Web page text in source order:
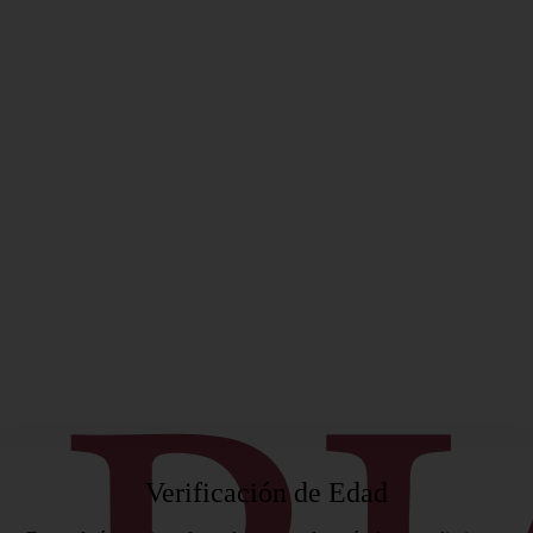
Verificación de Edad